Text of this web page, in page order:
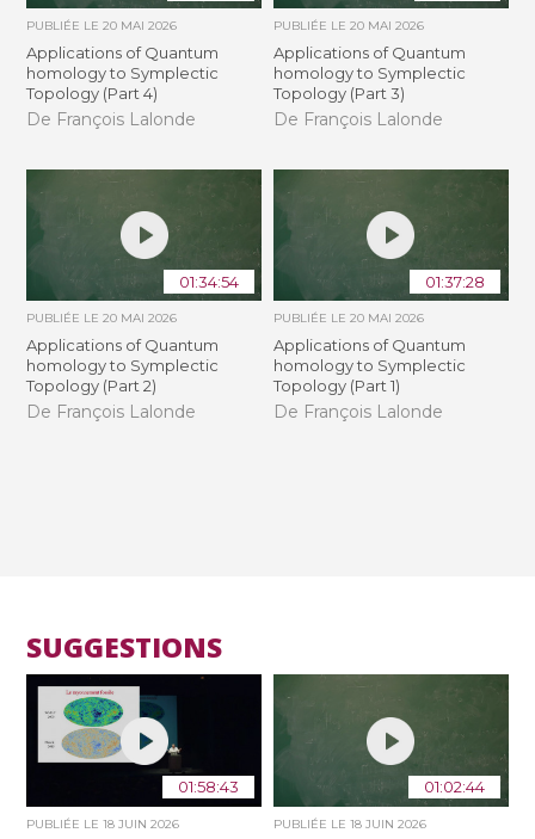
PUBLIÉE LE20 MAI 2026
Applications of Quantum
homology to Symplectic
Topology (Part 4)
De François Lalonde
PUBLIÉE LE 20 MAI 2026
Applications of Quantum
homology to Symplectic
Topology (Part 3)
De François Lalonde
01:34:54
PUBLIÉE LE20 MAI 2026
Applications of Quantum
homology to Symplectic
Topology (Part 2)
De François Lalonde
01:37:28
PUBLIÉE LE 20 MAI 2026
Applications of Quantum
homology to Symplectic
Topology (Part 1)
De François Lalonde
SUGGESTIONS
01:58:43
PUBLIÉE LE18 JUIN 2026
01:02:44
PUBLIÉE LE 18 JUIN 2026